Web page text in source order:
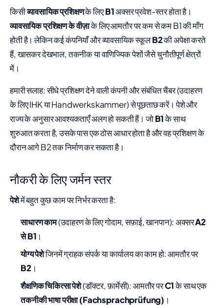
किसीव्यावसायिक प्रशिक्षणके लिएB1अक्सर प्रवेश-स्तर होता है।
व्यावसायिक प्रशिक्षण के वीज़ाके लिए आमतौर पर कम से कम B1 की माँग
होती है। लेकिन कई कंपनियाँ और व्यावसायिक स्कूलB2की अपेक्षा करते
हैं, खासकर देखभाल, तकनीक या वाणिज्यिक पेशों जैसे चुनौतीपूर्ण क्षेत्रों
में।
हमारी सलाह: सीधे प्रशिक्षण देने वाली कंपनी और संबंधित चैंबर (उदाहरण
के लिए IHK या Handwerkskammer) से पूछताछ करें। पेशे और
राज्य के अनुसार आवश्यकताएँ अलग हो सकती हैं। जोB1के साथ
शुरुआत करता है, उसके पास एक ठोस आधार होता है और वह प्रशिक्षण के
दौरान आगे B2 तक निर्माण कर सकता है।
नौकरी के लिए जर्मन स्तर
पेशेमें बहुत कुछ काम पर निर्भर करता है:
साधारण काम(उदाहरण के लिए गोदाम, सफ़ाई, खानपान): अक्सरA2
से B1 ।
योग्य पेशेजिनमें ग्राहक संपर्क या कार्यालय का काम हो: आमतौर पर
B2।
शैक्षणिक चिकित्सा पेशे(डॉक्टर, फ़ार्मेसी): आमतौर परC1के साथ एक
तकनीकी भाषा परीक्षा (Fachsprachprüfung) ।